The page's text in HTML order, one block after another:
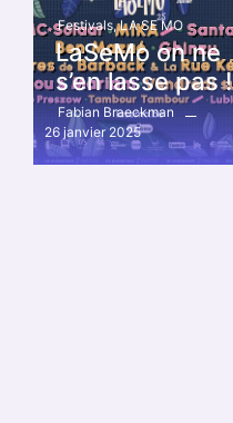
Festivals, LA SE MO
LaSeMo on ne
s’en lasse pas !
Fabian Braeckman
26 janvier 2025